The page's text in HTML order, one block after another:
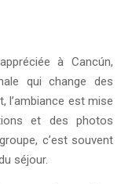
à Cancún,
qui change des
l’ambiance est mise
et des photos
c’est souvent
séjour.